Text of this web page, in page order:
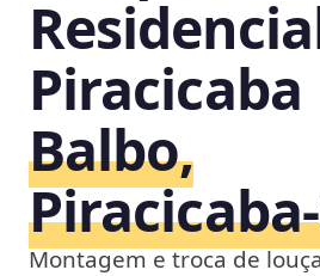
Piracicaba
Balbo,
Montagem e troca de